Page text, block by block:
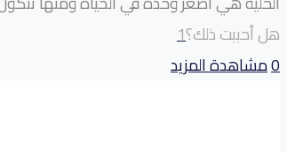
هل أحببت ذلك؟1
0مشاهدة المزيد